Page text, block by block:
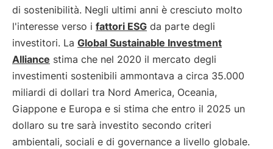
di sostenibilità. Negli ultimi anni è cresciuto molto
l'interesse verso i fattori ESG da parte degli
investitori. La Global Sustainable Investment
Alliance stima che nel 2020 il mercato degli
investimenti sostenibili ammontava a circa 35.000
miliardi di dollari tra Nord America, Oceania,
Giappone e Europa e si stima che entro il 2025 un
dollaro su tre sarà investito secondo criteri
ambientali, sociali e di governance a livello globale.